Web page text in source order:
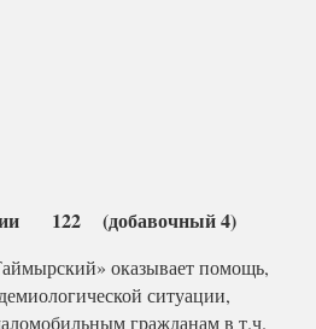
122 (добавочный 4)
оказывает помощь,
ситуации,
гражданам в т.ч.